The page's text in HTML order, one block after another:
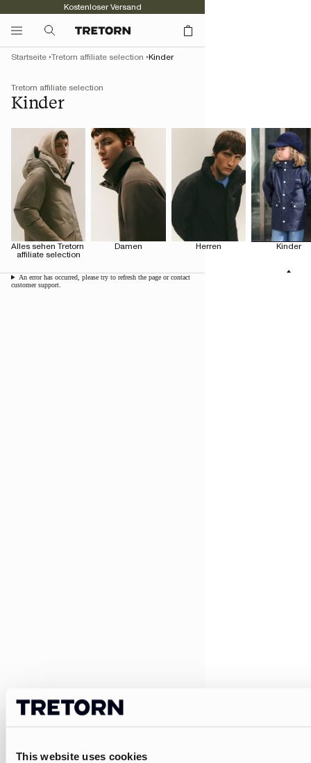
This website uses cookies
Kostenloser Versand
Tretorn affiliate selection
Kinder
Startseite Tretorn affiliate selection Kinder
Alles sehen Tretorn
affiliate selection
Damen Herren Kinder
An error has occurred, please try to refresh the page or contact
customer support.